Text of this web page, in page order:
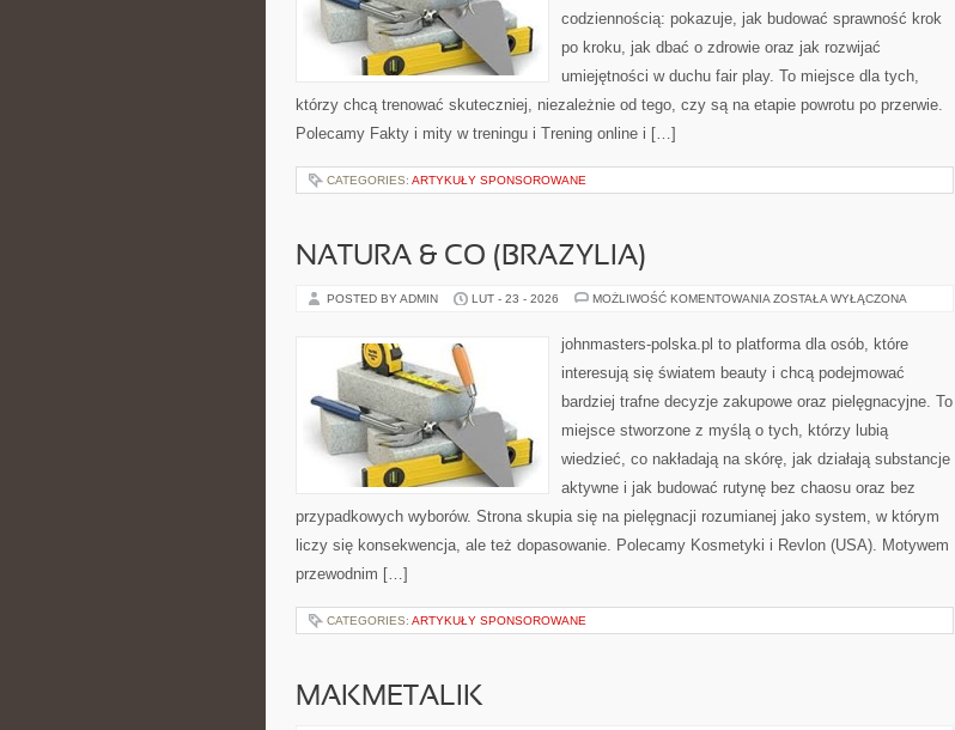
codziennością: pokazuje, jak budować sprawność krok
po kroku, jak dbać o zdrowie oraz jak rozwijać
umiejętności w duchu fair play. To miejsce dla tych,
którzy chcą trenować skuteczniej, niezależnie od tego, czy są na etapie powrotu po przerwie.
Polecamy Fakty i mity w treningu i Trening online i […]
CATEGORIES: ARTYKUŁY SPONSOROWANE
NATURA & CO (BRAZYLIA)
POSTED BY ADMIN LUT - 23 - 2026 MOŻLIWOŚĆ KOMENTOWANIA NATURA
(BRAZYLIA)
ZOSTAŁA WYŁĄCZONA
johnmasters-polska.pl to platforma dla osób, które
interesują się światem beauty i chcą podejmować
bardziej trafne decyzje zakupowe oraz pielęgnacyjne. To
miejsce stworzone z myślą o tych, którzy lubią
wiedzieć, co nakładają na skórę, jak działają substancje
aktywne i jak budować rutynę bez chaosu oraz bez
przypadkowych wyborów. Strona skupia się na pielęgnacji rozumianej jako system, w którym
liczy się konsekwencja, ale też dopasowanie. Polecamy Kosmetyki i Revlon (USA). Motywem
przewodnim […]
CATEGORIES: ARTYKUŁY SPONSOROWANE
MAKMETALIK